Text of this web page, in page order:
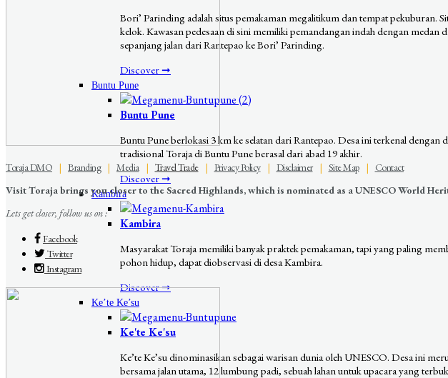
Bori’ Parinding adalah situs pemakaman megalitikum dan tempat pekuburan.
kelok. Kawasan pedesaan di sini memiliki pemandangan indah dengan
sepanjang jalan dari Rantepao ke Bori’ Parinding.
Discover ➞
Buntu Pune
Buntu Pune
Buntu Pune berlokasi 3 km ke selatan dari Rantepao. Desa ini terkenal
tradisional Toraja di Buntu Pune berasal dari abad 19 akhir.
Discover ➞
Kambira
Kambira
Masyarakat Toraja memiliki banyak praktek pemakaman, tapi yang paling
pohon hidup, dapat diobservasi di desa Kambira.
Discover ➞
Ke’te Ke’su
Ke'te Ke'su
Ke’te Ke’su dinominasikan sebagai warisan dunia oleh UNESCO. Desa ini
bersama jalan utama, 12 lumbung padi, sebuah lahan untuk upacara yang
Toraja DMO | Branding| Media| Travel Trade| Privacy Policy| Disclaimer| Site Map| Contact
Visit Toraja brings you closer to the Sacred Highlands, which is nominated as a UNESCO World
Lets get closer, follow us on :
Facebook
Twitter
Instagram